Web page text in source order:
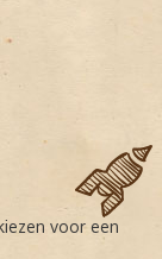
voor een